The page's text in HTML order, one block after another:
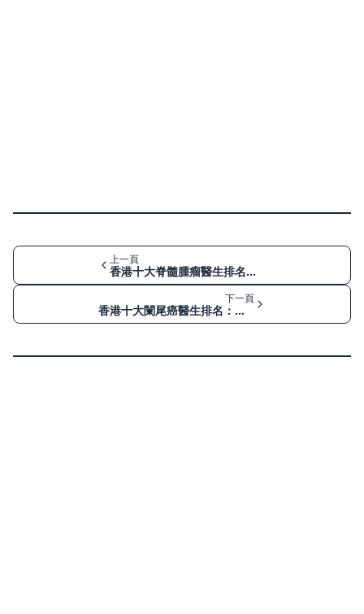
上一頁
香港十大脊髓腫瘤醫生排名：由背痛、手腳無力到神經鞘瘤/脊膜瘤
下一頁
香港十大闌尾癌醫生排名：由右下腹痛到神經內分泌腫瘤/腹膜假黏液瘤